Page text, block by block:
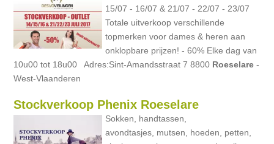
15/07 - 16/07 & 21/07 - 22/07 - 23/07
Totale uitverkoop verschillende
topmerken voor dames & heren aan
onklopbare prijzen! - 60% Elke dag van
10u00 tot 18u00 Adres:Sint-Amandsstraat 7 8800 Roeselare -
West-Vlaanderen
Stockverkoop Phenix Roeselare
Sokken, handtassen,
avondtasjes, mutsen, hoeden, petten,